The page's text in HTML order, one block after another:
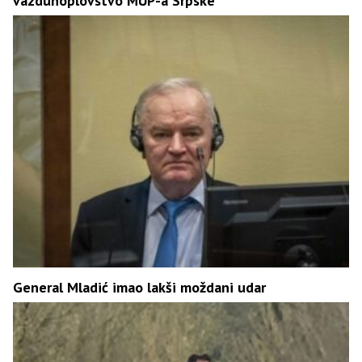
General Mladić imao lakši moždani udar